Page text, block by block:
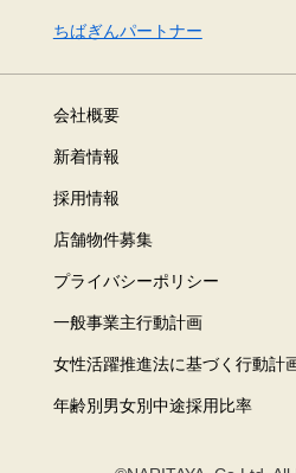
ちばぎんパートナー
会社概要
新着情報
採用情報
店舗物件募集
プライバシーポリシー
一般事業主行動計画
女性活躍推進法に基づく行動計
年齢別男女別中途採用比率